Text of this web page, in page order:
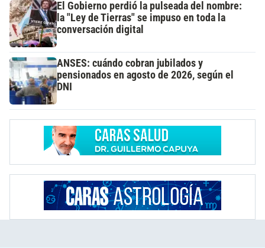
El Gobierno perdió la pulseada del nombre:
la "Ley de Tierras" se impuso en toda la
conversación digital
ANSES: cuándo cobran jubilados y
pensionados en agosto de 2026, según el
DNI